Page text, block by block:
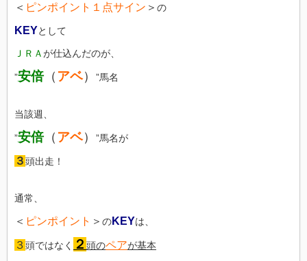
＜ ピンポイント１点サイン ＞ の
KEYとして
ＪＲＡが仕込んだのが、
”安倍（アベ） ”馬名
当該週、
”安倍（アベ） ”馬名が
３頭出走！
通常、
＜ ピンポイント ＞ のKEYは、
３ 頭ではなく ２ 頭のペアが基本